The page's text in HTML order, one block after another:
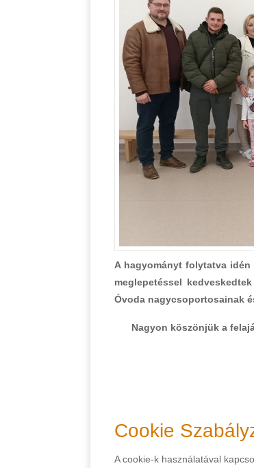
A hagyományt folytatva
meglepetéssel
Óvoda nagycsoportosainak
Nagyon köszönjük a
Cookie
A cookie-k használatával